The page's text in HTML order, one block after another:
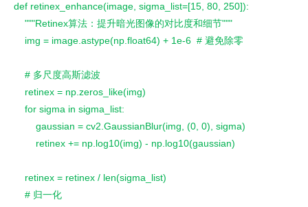
def retinex_enhance(image, sigma_list=[15, 80, 250]):
"""Retinex算法：提升暗光图像的对比度和细节"""
img = image.astype(np.float64) + 1e-6  # 避免除零
# 多尺度高斯滤波
retinex = np.zeros_like(img)
for sigma in sigma_list:
gaussian = cv2.GaussianBlur(img, (0, 0), sigma)
retinex += np.log10(img) - np.log10(gaussian)
retinex = retinex / len(sigma_list)
# 归一化